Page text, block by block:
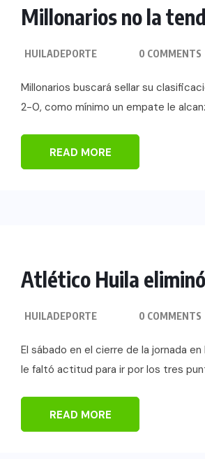
Millonarios no la
HUILADEPORTE 0 COMMENTS
Millonarios buscará sellar su
2-0, como mínimo un empate le
READ MORE
Atlético Huila
HUILADEPORTE 0 COMMENTS
El sábado en el cierre de la jornada
le faltó actitud para ir por los tres
READ MORE